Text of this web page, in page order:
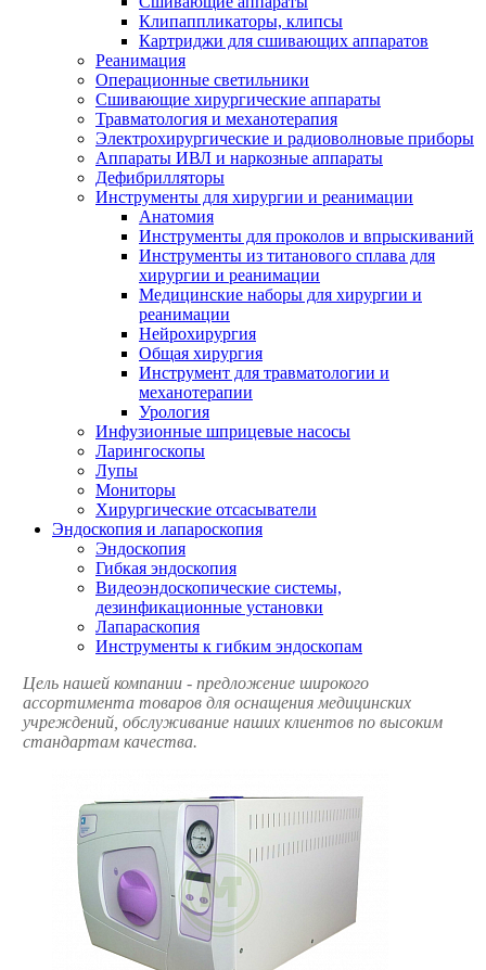
Клипаппликаторы, клипсы
Картриджи для сшивающих аппаратов
Реанимация
Операционные светильники
Сшивающие хирургические аппараты
Травматология и механотерапия
Электрохирургические и радиоволновые приборы
Аппараты ИВЛ и наркозные аппараты
Дефибрилляторы
Инструменты для хирургии и реанимации
Анатомия
Инструменты для проколов и впрыскиваний
Инструменты из титанового сплава для
хирургии и реанимации
Медицинские наборы для хирургии и
реанимации
Нейрохирургия
Общая хирургия
Инструмент для травматологии и
механотерапии
Урология
Инфузионные шприцевые насосы
Ларингоскопы
Лупы
Мониторы
Хирургические отсасыватели
Эндоскопия и лапароскопия
Эндоскопия
Гибкая эндоскопия
Видеоэндоскопические системы,
дезинфикационные установки
Лапараскопия
Инструменты к гибким эндоскопам
Цель нашей компании - предложение широкого
ассортимента товаров для оснащения медицинских
учреждений, обслуживание наших клиентов по высоким
стандартам качества.